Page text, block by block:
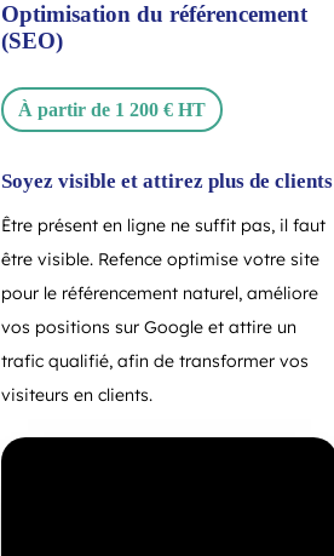
Optimisation du référencement
(SEO)
À partir de 1 200 € HT
Soyez visible et attirez plus de clients
Être présent en ligne ne suffit pas, il faut
être visible. Refence optimise votre site
pour le référencement naturel, améliore
vos positions sur Google et attire un
trafic qualifié, afin de transformer vos
visiteurs en clients.